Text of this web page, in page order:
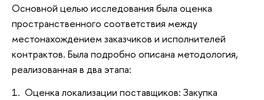
Основной целью исследования была оценка
пространственного соответствия между
местонахождением заказчиков и исполнителей
контрактов. Была подробно описана методология,
реализованная в два этапа:
1. Оценка локализации поставщиков: Закупка